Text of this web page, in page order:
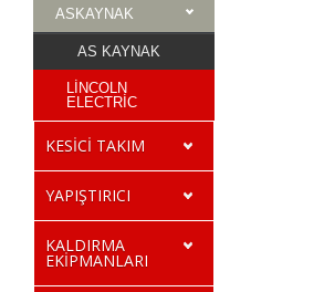
ASKAYNAK
AS KAYNAK
LİNCOLN
ELECTRİC
KESİCİ TAKIM
YAPIŞTIRICI
KALDIRMA
EKİPMANLARI